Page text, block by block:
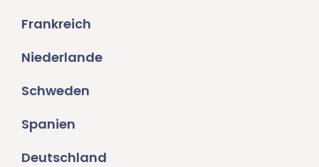
Frankreich
Niederlande
Schweden
Spanien
Deutschland